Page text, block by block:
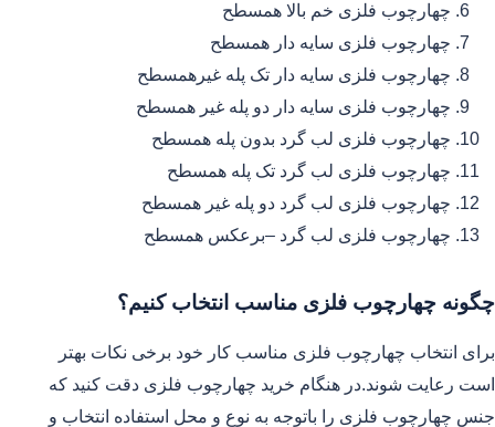
چهارچوب فلزی خم بالا همسطح
چهارچوب فلزی سایه دار همسطح
چهارچوب فلزی سایه دار تک پله غیرهمسطح
چهارچوب فلزی سایه دار دو پله غیر همسطح
چهارچوب فلزی لب گرد بدون پله همسطح
چهارچوب فلزی لب گرد تک پله همسطح
چهارچوب فلزی لب گرد دو پله غیر همسطح
چهارچوب فلزی لب گرد –برعکس همسطح
چگونه چهارچوب فلزی مناسب انتخاب کنیم؟
برای انتخاب چهارچوب فلزی مناسب کار خود برخی نکات بهتر
است رعایت شوند.در هنگام خرید چهارچوب فلزی دقت کنید که
جنس چهارچوب فلزی را باتوجه به نوع و محل استفاده انتخاب و